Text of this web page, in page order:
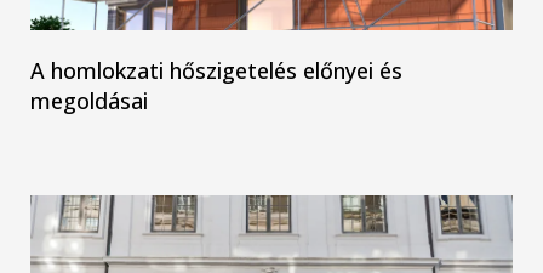
A homlokzati hőszigetelés előnyei és
megoldásai